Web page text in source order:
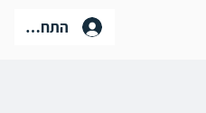
התחברות